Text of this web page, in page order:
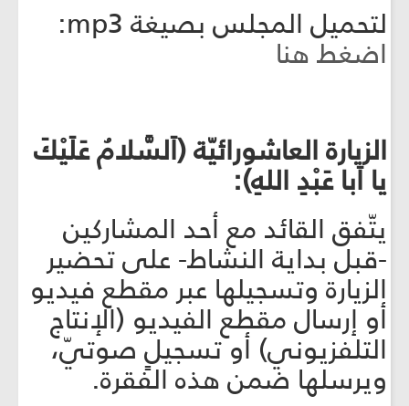
لتحميل المجلس بصيغة mp3:
اضغط هنا
الزيارة العاشورائيّة (اَلسَّلامُ عَلَيْكَ
يا اَبا عَبْدِ اللهِ):
يتّفق القائد مع أحد المشاركين
-قبل بداية النشاط- على تحضير
الزيارة وتسجيلها عبر مقطع فيديو
أو إرسال مقطع الفيديو (الإنتاج
التلفزيوني) أو تسجيلٍ صوتيّ،
ويرسلها ضمن هذه الفقرة.